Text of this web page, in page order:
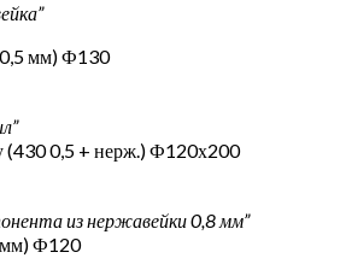
мм) Ф130
(430 0,5 + нерж.) Ф120х200
из нержавейки 0,8 мм”
Ф120